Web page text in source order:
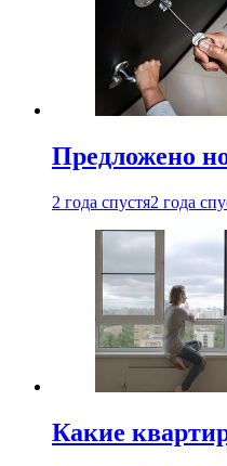
Предложено
2 года спустя2 года
Какие